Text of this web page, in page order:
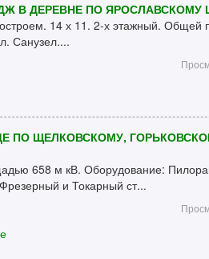
В ДЕРЕВНЕ ПО ЯРОСЛАВСКОМУ
14 х 11. 2-х этажный. Общей
Санузел....
ПО ЩЕЛКОВСКОМУ,
658 м кВ. Оборудование:
и Токарный ст...